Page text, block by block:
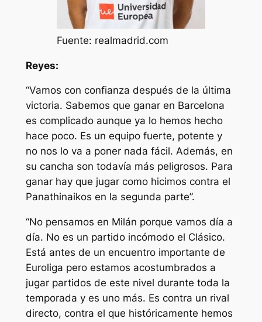
Fuente: realmadrid.com
Reyes:
“Vamos con confianza después de la última
victoria. Sabemos que ganar en Barcelona
es complicado aunque ya lo hemos hecho
hace poco. Es un equipo fuerte, potente y
no nos lo va a poner nada fácil. Además, en
su cancha son todavía más peligrosos. Para
ganar hay que jugar como hicimos contra el
Panathinaikos en la segunda parte”.
“No pensamos en Milán porque vamos día a
día. No es un partido incómodo el Clásico.
Está antes de un encuentro importante de
Euroliga pero estamos acostumbrados a
jugar partidos de este nivel durante toda la
temporada y es uno más. Es contra un rival
directo, contra el que históricamente hemos